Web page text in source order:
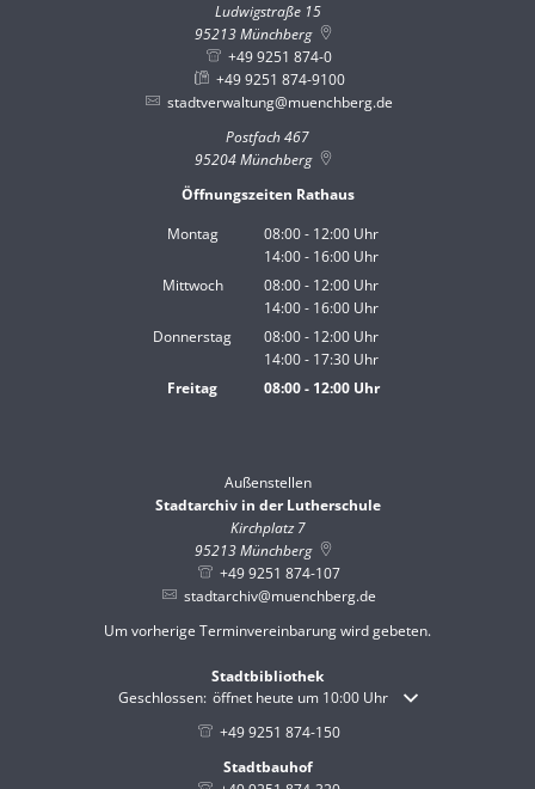
Ludwigstraße 15
95213Münchberg
+49 9251 874-0
+49 9251 874-9100
stadtverwaltung@muenchberg.de
Postfach 467
95204Münchberg
Öffnungszeiten Rathaus
Montag
08:00- 12:00 Uhr
Von 08:00 bis 12:00 Uhr
14:00- 16:00 Uhr
Von 14:00 bis 16:00 Uhr
Mittwoch 08:00- 12:00 Uhr
Von 08:00 bis 12:00 Uhr
14:00- 16:00 Uhr
Von 14:00 bis 16:00 Uhr
Donnerstag 08:00- 12:00 Uhr
Von 08:00 bis 12:00 Uhr
14:00- 17:30 Uhr
Von 14:00 bis 17:30 Uhr
Freitag 08:00- 12:00Uhr
Außenstellen
Stadtarchiv in der Lutherschule
Kirchplatz 7
95213Münchberg
+49 9251 874-107
stadtarchiv@muenchberg.de
Um vorherige Terminvereinbarung wird gebeten.
Stadtbibliothek
Klicken, um weitere Öffnungs- oder Schließzeiten
Geschlossen: öffnet heute um 10:00 Uhr
+49 9251 874-150
Stadtbauhof